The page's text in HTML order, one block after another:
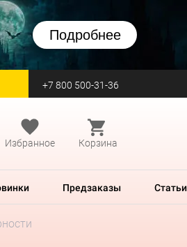
Подробнее
+7 800 500-31-36
Избранное Корзина
Предзаказы Статьи